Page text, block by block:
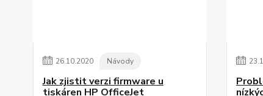
26.10.2020 Návody
Jak zjistit verzi firmware u
tiskáren HP OfficeJet
23.